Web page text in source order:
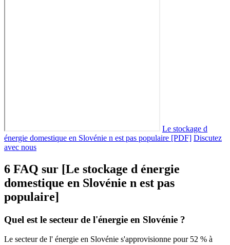
Le stockage d
énergie domestique en Slovénie n est pas populaire [PDF] Discutez
avec nous
6 FAQ sur [Le stockage d énergie
domestique en Slovénie n est pas
populaire]
Quel est le secteur de l'énergie en Slovénie ?
Le secteur de l' énergie en Slovénie s'approvisionne pour 52 % à